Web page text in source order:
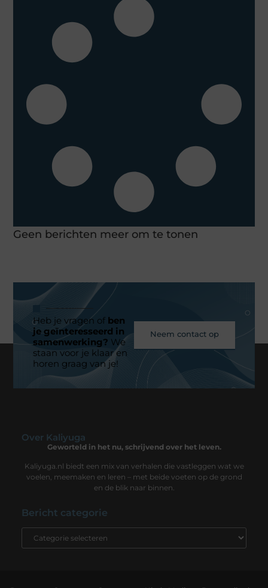
Geen berichten meer om te tonen
Heb je vragen ofben
je geïnteresseerd in
samenwerking? We
staan voor je klaar en
horen graag van je!
Neem contact op
Over Kaliyuga
Geworteld in het nu, schrijvend over het leven.
Kaliyuga.nl biedt een mix van verhalen die vastleggen wat we
voelen, meemaken en leren – met beide voeten op de grond
en de blik naar binnen.
Bericht categorie